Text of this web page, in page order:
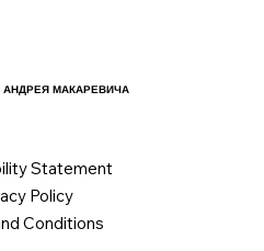
МАКАРЕВИЧА
Statement
Policy
Conditions